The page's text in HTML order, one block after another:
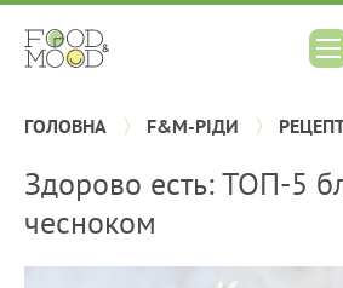
ГОЛОВНА F&M-РІДИ
Здорово есть: ТОП-5
чесноком